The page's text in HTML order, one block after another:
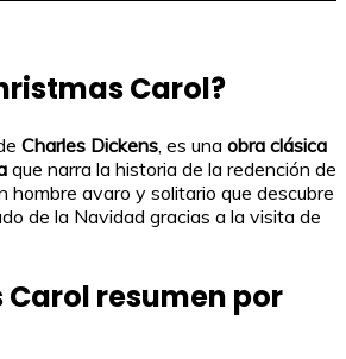
Carol?
Charles Dickens, es una obra clásica
que narra la historia de la redención de
hombre avaro y solitario que descubre
de la Navidad gracias a la visita de
resumen por